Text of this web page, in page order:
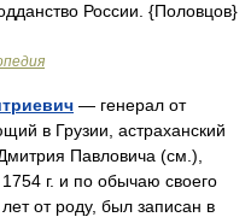
России. {Половцов}
— генерал от
в Грузии, астраханский
Павловича (см.),
г. и по обычаю своего
от роду, был записан в